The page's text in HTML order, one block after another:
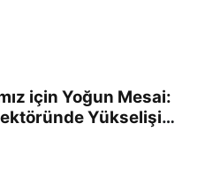
için Yoğun Mesai:
Yükselişi